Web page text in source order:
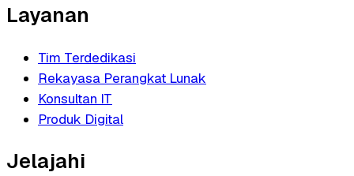
Layanan
Tim Terdedikasi
Rekayasa Perangkat Lunak
Konsultan IT
Produk Digital
Jelajahi